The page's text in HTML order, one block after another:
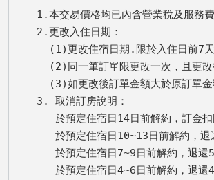
1.本交易價格均已內含營業稅及服務費
2.更改入住日期：
(1)更改住宿日期.限於入住日前7
(2)同一筆訂單限更改一次，且更
(3)如更改後訂單金額大於原訂單
3. 取消訂房說明：
於預定住宿日14日前解約，訂金
於預定住宿日10~13日前解約，退
於預定住宿日7~9日前解約，退還
於預定住宿日4~6日前解約，退還